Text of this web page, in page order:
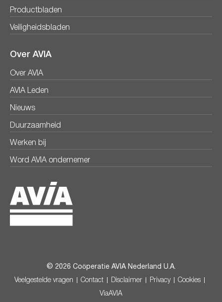
Productbladen
Veiligheidsbladen
Over AVIA
Over AVIA
AVIA Leden
Nieuws
Duurzaamheid
Werken bij
Word AVIA ondernemer
© 2026 Coöperatie AVIA Nederland U.A.
Veelgestelde vragen Contact Disclaimer Privacy Cookies
ViaAVIA